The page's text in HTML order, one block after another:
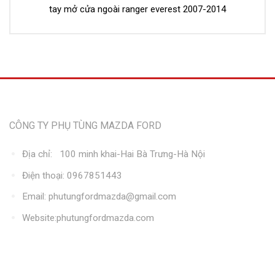
tay mở cửa ngoài ranger everest 2007-2014
CÔNG TY PHỤ TÙNG MAZDA FORD
Địa chỉ: 100 minh khai-Hai Bà Trưng-Hà Nội
Điện thoại: 0967851443
Email: phutungfordmazda@gmail.com
Website:phutungfordmazda.com